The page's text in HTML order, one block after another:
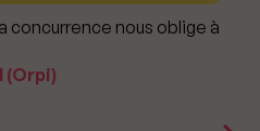
concurrence nous oblige à
(Orpi)